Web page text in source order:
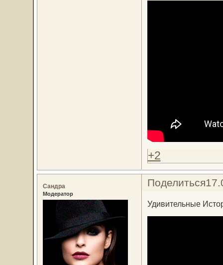
+2
Поделиться
Сандра
Модератор
Удивительные